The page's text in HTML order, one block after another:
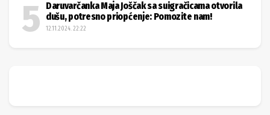
Daruvarčanka Maja Joščak sa suigračicama otvorila
dušu, potresno priopćenje: Pomozite nam!
12.11.2024. 22:22